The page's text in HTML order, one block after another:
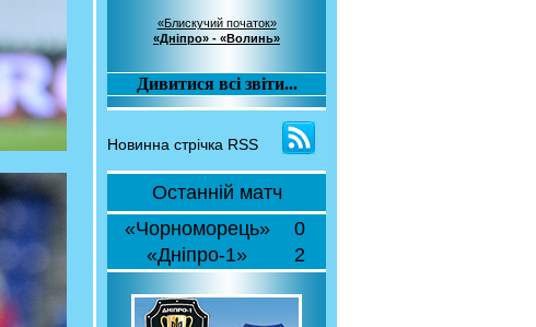
«Блискучий початок»
«Дніпро» - «Волинь»
Дивитися всі звіти...
Новинна стрічка RSS
Останній матч
«Чорноморець»
0
«Дніпро-1»
2